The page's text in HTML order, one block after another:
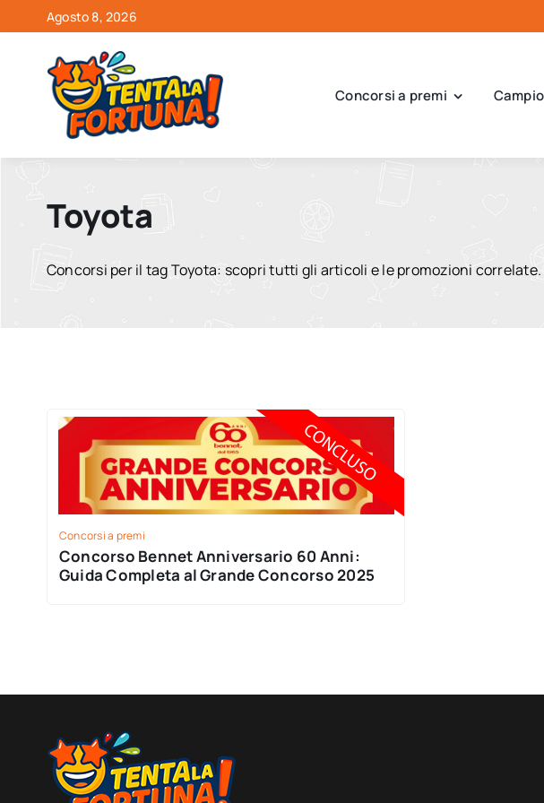
al
contenuto
Agosto 8, 2026
Concorsi a premi
Toyota
Concorsi per il tag Toyota: scopri tutti gli articoli e le promozioni correlate.
Concorsi a premi
Concorso Bennet Anniversario 60 Anni:
Guida Completa al Grande Concorso 2025